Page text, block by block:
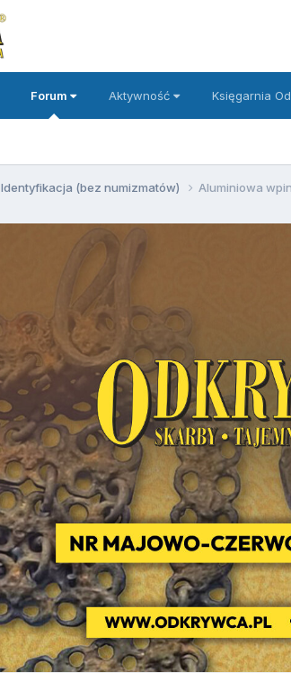
Forum Aktywność Księgarnia
Identyfikacja (bez numizmatów) Aluminiowa